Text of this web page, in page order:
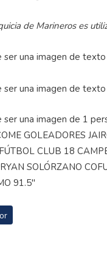
de Marineros es
Definida la